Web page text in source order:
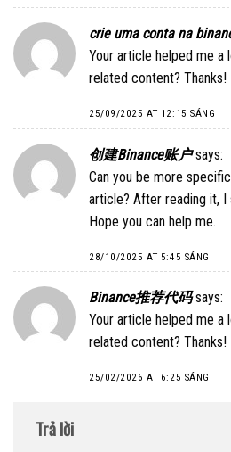
crie uma conta na
Your article helped me a
related content? Thanks!
25/09/2025 AT 12:15 SÁNG
创建Binance账户 says:
Can you be more
article? After reading it, I
Hope you can help me.
28/10/2025 AT 5:45 SÁNG
Binance推荐代码 says:
Your article helped me a
related content? Thanks!
25/02/2026 AT 6:25 SÁNG
Trả lời